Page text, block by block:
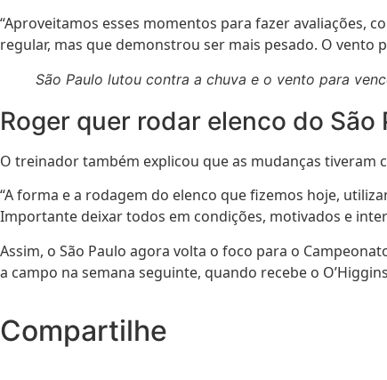
“Aproveitamos esses momentos para fazer avaliações,
regular, mas que demonstrou ser mais pesado. O vento
São Paulo lutou contra a chuva e o vento para
Roger quer rodar elenco do São
O treinador também explicou que as mudanças
“A forma e a rodagem do elenco que fizemos hoje,
Importante deixar todos em condições, motivados e
Assim, o São Paulo agora volta o foco para o
a campo na semana seguinte, quando recebe o
Compartilhe